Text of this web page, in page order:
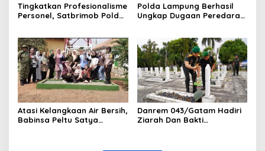
Tingkatkan Profesionalisme
Personel, Satbrimob Polda
Selam SAR Air
Polda Lampung Berhasil
Ungkap Dugaan Peredaran
Pelaku Diamankan
Atasi Kelangkaan Air Bersih,
Babinsa Peltu Satya
Pembangunan Sumur Bor di
Danrem 043/Gatam Hadiri
Ziarah Dan Bakti